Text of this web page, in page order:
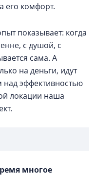
его комфорт.
показывает: когда
с душой, с
сама. А
на деньги, идут
эффективностью
локации наша
многое